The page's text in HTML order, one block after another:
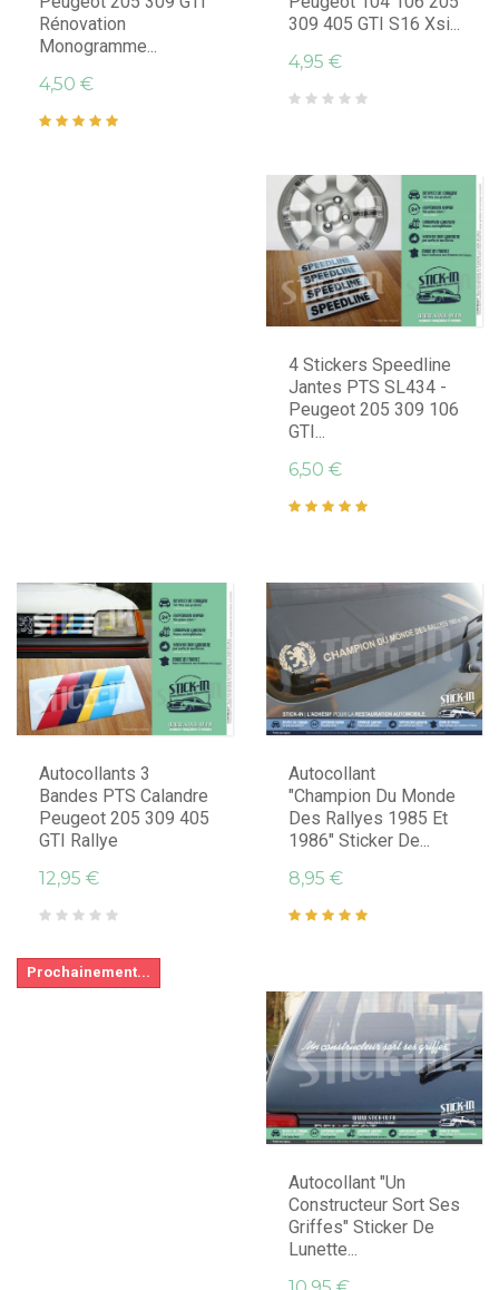
Rénovation
Monogramme...
4,50 €
309 405 GTI S16 Xsi...
4,95 €
4 Stickers Speedline
Jantes PTS SL434 -
Peugeot 205 309 106
GTI...
6,50 €
Autocollants 3
Bandes PTS Calandre
Peugeot 205 309 405
GTI Rallye
12,95 €
Prochainement...
Autocollant
"Champion Du Monde
Des Rallyes 1985 Et
1986" Sticker De...
8,95 €
Autocollant "Un
Constructeur Sort Ses
Griffes" Sticker De
Lunette...